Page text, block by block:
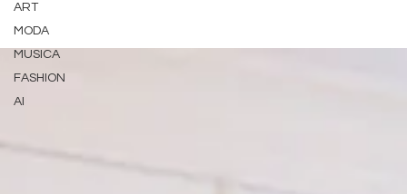
ART
MODA
MUSICA
FASHION
AI